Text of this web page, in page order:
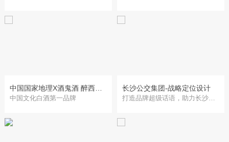
中国国家地理X酒鬼酒 醉西湖·山水人文影相展
中国文化白酒第一品牌
长沙公交集团-战略定位设计
打造品牌超级话语，助力长沙公交集团焕发文化新活力